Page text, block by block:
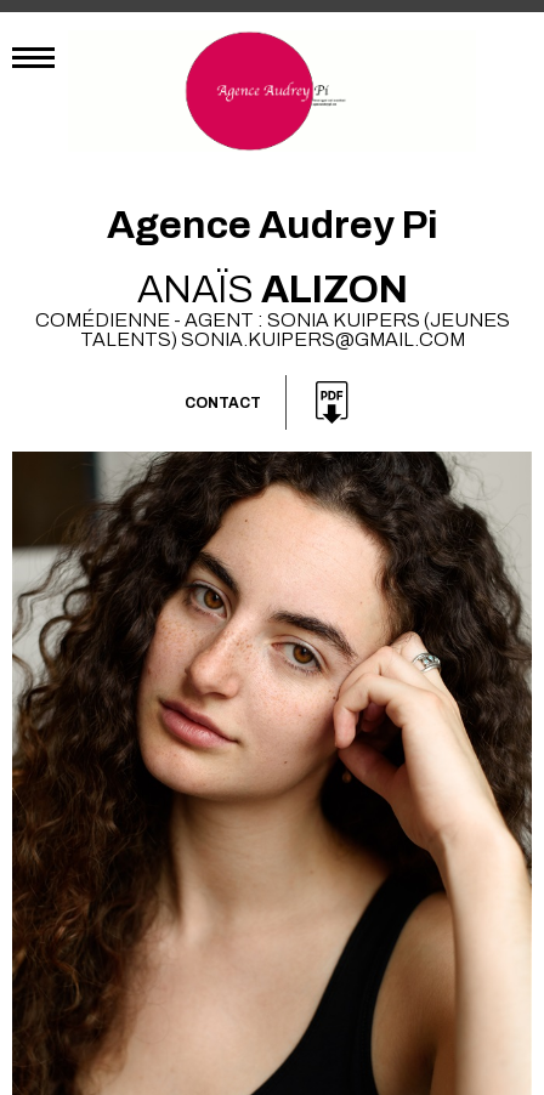
Agence Audrey Pi
ANAÏS ALIZON
COMÉDIENNE - AGENT : SONIA KUIPERS (JEUNES
TALENTS) SONIA.KUIPERS@GMAIL.COM
CONTACT